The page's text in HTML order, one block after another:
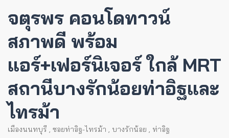
จตุรพร คอนโดทาวน์
สภาพดี พร้อม
แอร์+เฟอร์นิเจอร์ ใกล้ MRT
สถานีบางรักน้อยท่าอิฐและ
ไทรม้า
เมืองนนทบุรี , ซอยท่าอิฐ-ไทรม้า , บางรักน้อย , ท่าอิฐ